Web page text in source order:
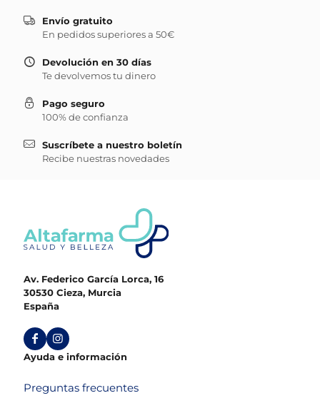
Envío gratuito
En pedidos superiores a 50€
Devolución en 30 días
Te devolvemos tu dinero
Pago seguro
100% de confianza
Suscríbete a nuestro boletín
Recibe nuestras novedades
Av. Federico García Lorca, 16
30530 Cieza, Murcia
España
Ayuda e información
Preguntas frecuentes